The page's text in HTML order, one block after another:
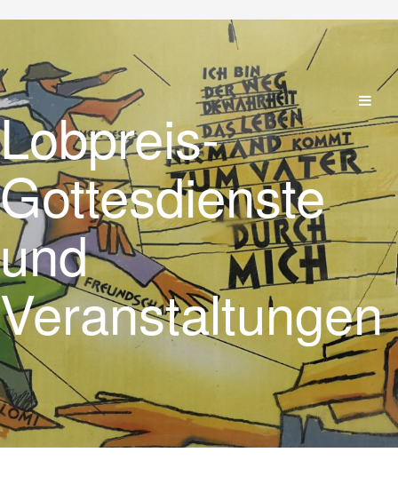
Lobpreis-
Gottesdienste
und
Veranstaltungen